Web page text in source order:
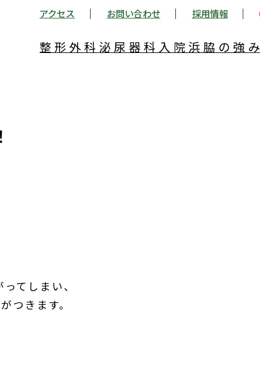
アクセス お問い合わせ 採用情報
整形外科 泌尿器科 入院 浜脇の強み
てしまい、
つきます。